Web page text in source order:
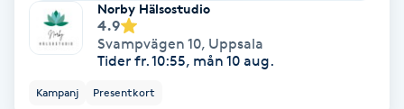
Kinesisk medicinNorby Hälsostudio
4.9
Svampvägen 10, Uppsala
Tider fr. 10:55, mån 10 aug.
Kampanj Presentkort